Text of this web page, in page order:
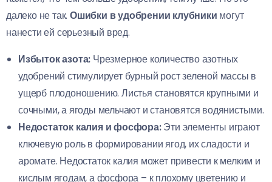
далеко не так. Ошибки в удобрении клубники могут
нанести ей серьезный вред.
Избыток азота: Чрезмерное количество азотных
удобрений стимулирует бурный рост зеленой массы в
ущерб плодоношению. Листья становятся крупными и
сочными, а ягоды мельчают и становятся водянистыми.
Недостаток калия и фосфора:Эти элементы играют
ключевую роль в формировании ягод, их сладости и
аромате. Недостаток калия может привести к мелким и
кислым ягодам, а фосфора – к плохому цветению и